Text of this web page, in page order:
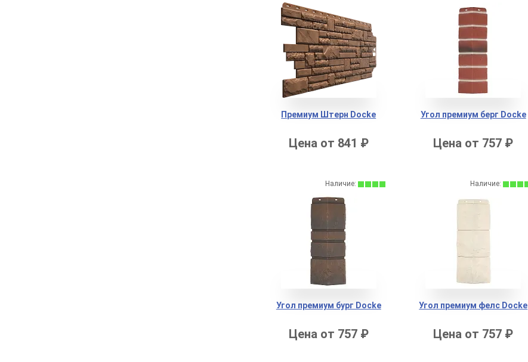
Премиум Штерн Docke
Цена от 841 ₽
Угол премиум берг Docke
Цена от 757 ₽
Наличие:
Угол премиум бург Docke
Цена от 757 ₽
Наличие:
Угол премиум фелс Docke
Цена от 757 ₽